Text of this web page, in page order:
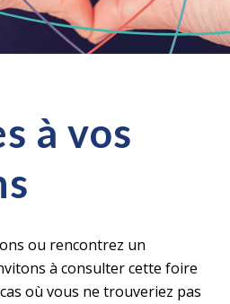
à vos
ou rencontrez un
à consulter cette foire
où vous ne trouveriez pas